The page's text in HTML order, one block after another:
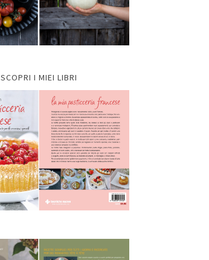
SCOPRI I MIEI LIBRI